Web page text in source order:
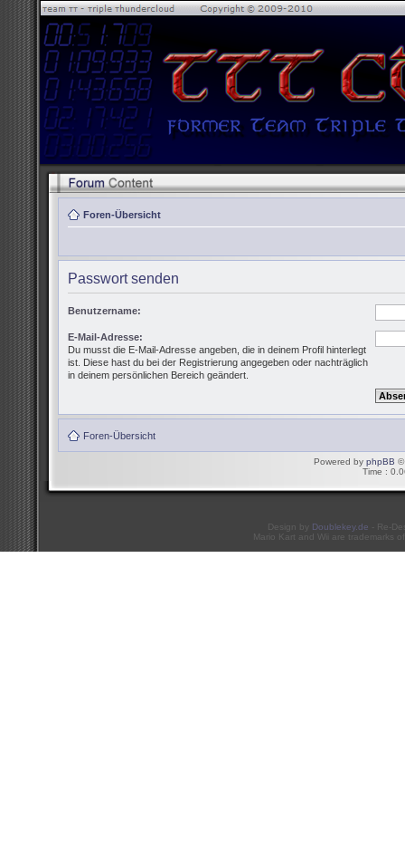
Foren-Übersicht
Passwort senden
Benutzername:
E-Mail-Adresse:
Du musst die E-Mail-Adresse angeben, die in deinem Profil hinterlegt
ist. Diese hast du bei der Registrierung angegeben oder nachträglich
in deinem persönlichen Bereich geändert.
Foren-Übersicht
Powered by phpBB ©
Time :
Design by Doublekey.de - Re-
Mario Kart and Wii are trademarks